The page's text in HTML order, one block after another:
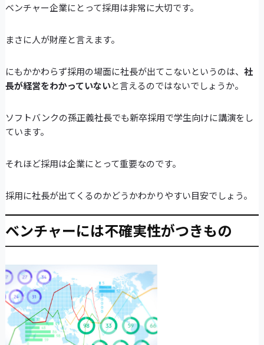
ベンチャー企業にとって採用は非常に大切です。
まさに人が財産と言えます。
にもかかわらず採用の場面に社長が出てこないというのは、 社
長が経営をわかっていないと言えるのではないでしょうか。
ソフトバンクの孫正義社長でも新卒採用で学生向けに講演をし
ています。
それほど採用は企業にとって重要なのです。
採用に社長が出てくるのかどうかわかりやすい目安でしょう。
ベンチャーには不確実性がつきもの